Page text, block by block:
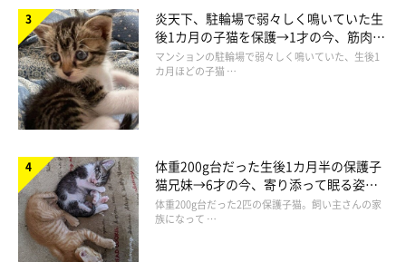
まいにちのねこのきもちアプリ投稿写真より
飼い主さんの中には、
らえているという人も。
「親バカなのを必死に隠しています（多分バレていますが）」
「猫飼いだけに限定してます」
炎天下、駐輪場で弱々しく鳴いていた生
後1カ月の子猫を保護→1才の今、筋肉質
でツンデレなコに成長
マンションの駐輪場で弱々しく鳴いていた、生後1
カ月ほどの子猫 …
体重200g台だった生後1カ月半の保護子
猫兄妹→6才の今、寄り添って眠る姿に
ほっこり！
体重200g台だった2匹の保護子猫。飼い主さんの家
族になって …